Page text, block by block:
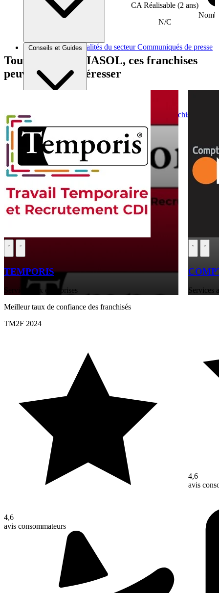
Brèves et actus Actualités du secteur Communiqués de presse
Conseils et Guides
Conseils généraux Devenir franchiseur
CA Réalisable (2 ans)
N/C
Tout comme GAIASOL, ces franchises
peuvent vous intéresser
TEMPORIS
Services aux entreprises
Meilleur taux de confiance des franchisés
TM2F 2024
4,6
avis consommateurs
Services
4,6
avis